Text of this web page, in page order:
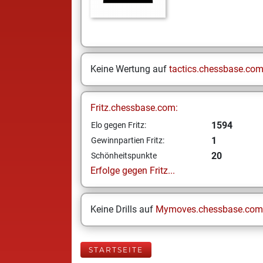
Keine Wertung auf tactics.chessbase.com
Fritz.chessbase.com:
Elo gegen Fritz: 1594
Gewinnpartien Fritz: 1
Schönheitspunkte
20
Erfolge gegen Fritz...
Keine Drills auf Mymoves.chessbase.com
STARTSEITE